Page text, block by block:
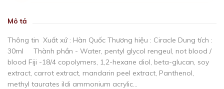
Mô tả
Thông tin Xuất xứ : Hàn Quốc Thương hiệu : Ciracle Dung tích :
30ml Thành phần - Water, pentyl glycol rengeul, not blood /
blood Fiji -18/4 copolymers, 1,2-hexane diol, beta-glucan, soy
extract, carrot extract, mandarin peel extract, Panthenol,
methyl taurates ildi ammonium acrylic...